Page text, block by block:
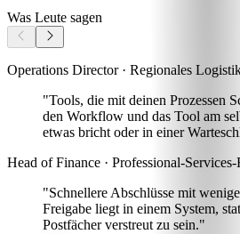
Was Leute sagen
Operations Director · Regionales
"Tools, die mit deinen Prozessen
den Workflow und das Tool am
etwas bricht oder in einer
Head of Finance · Professional-Services-
"Schnellere Abschlüsse mit
Freigabe liegt in einem System,
Postfächer verstreut zu sein."